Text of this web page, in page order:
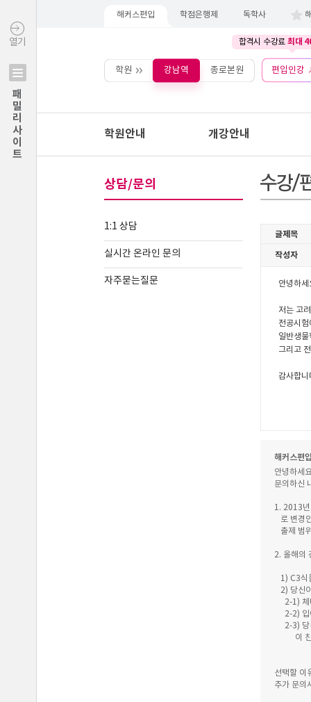
열기
패밀리사이트
해커스편입 학점은행제 독학사
합격시 수강료 최대
학원 강남역 종로본원 편입인강
학원안내 개강안내
상담/문의
1:1 상담
실시간 온라인 문의
자주묻는질문